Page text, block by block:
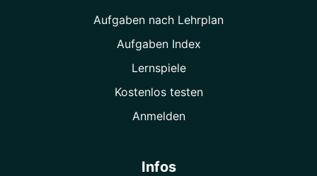
Aufgaben nach Lehrplan
Aufgaben Index
Lernspiele
Kostenlos testen
Anmelden
Infos